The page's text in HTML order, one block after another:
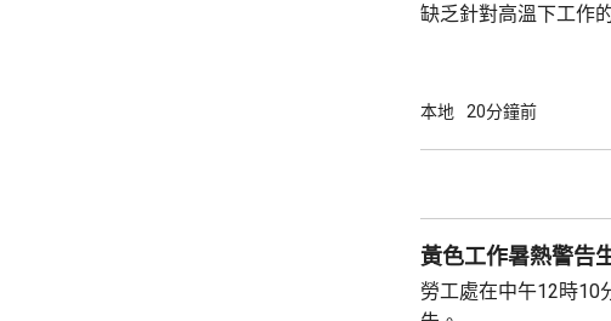
缺乏針對高溫下工作
天氣下，要連續或間
勞工處的《預防工作
的暑熱安排
本地 20分鐘前
黃色工作暑熱警告
勞工處在中午12時10